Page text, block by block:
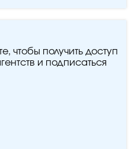
чтобы получить доступ
и подписаться